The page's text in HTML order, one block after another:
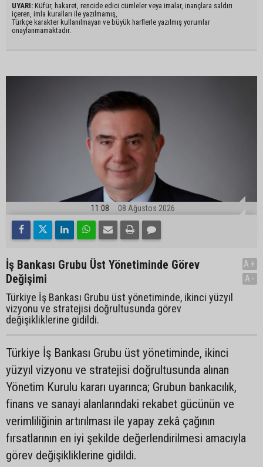
UYARI: Küfür, hakaret, rencide edici cümleler veya imalar, inançlara saldırı
içeren, imla kuralları ile yazılmamış,
Türkçe karakter kullanılmayan ve büyük harflerle yazılmış yorumlar
onaylanmamaktadır.
11:08 08 Ağustos 2026
İş Bankası Grubu Üst Yönetiminde Görev
Değişimi
Türkiye İş Bankası Grubu üst yönetiminde, ikinci yüzyıl
vizyonu ve stratejisi doğrultusunda görev
değişikliklerine gidildi.
A+
A-
Türkiye İş Bankası Grubu üst yönetiminde, ikinci
yüzyıl vizyonu ve stratejisi doğrultusunda alınan
Yönetim Kurulu kararı uyarınca; Grubun bankacılık,
finans ve sanayi alanlarındaki rekabet gücünün ve
verimliliğinin artırılması ile yapay zekâ çağının
fırsatlarının en iyi şekilde değerlendirilmesi amacıyla
görev değişikliklerine gidildi.